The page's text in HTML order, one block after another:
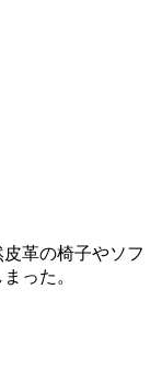
革の椅子やソフ
った。